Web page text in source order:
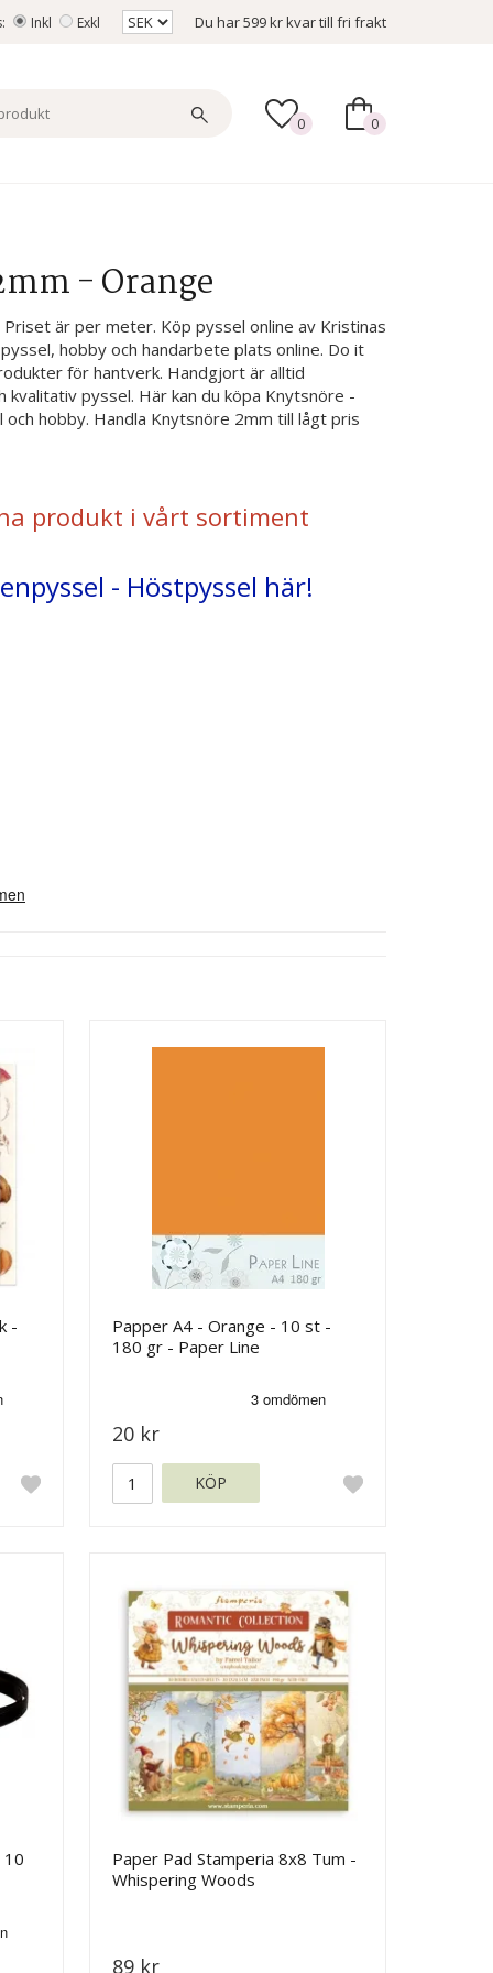
Inkl Exkl Du har599 krkvar till fri frakt
0 0
- Orange
är per meter. Köp pyssel online av Kristinas
hobby och handarbete plats online. Do it
för hantverk. Handgjort är alltid
kvalitativ pyssel. Här kan du köpa Knytsnöre -
hobby. Handla Knytsnöre 2mm till lågt pris
produkt i vårt sortiment
- Höstpyssel här!
-
Papper A4 - Orange - 10 st -
180 gr - Paper Line
20 kr
KÖP
10
Paper Pad Stamperia 8x8 Tum -
Whispering Woods
89 kr